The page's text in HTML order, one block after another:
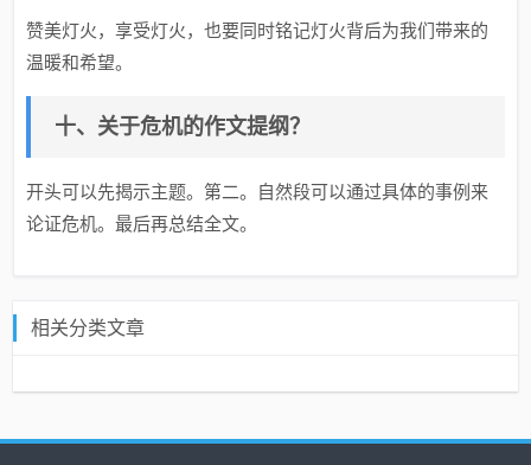
赞美灯火，享受灯火，也要同时铭记灯火背后为我们带来的
温暖和希望。
十、关于危机的作文提纲？
开头可以先揭示主题。第二。自然段可以通过具体的事例来
论证危机。最后再总结全文。
相关分类文章